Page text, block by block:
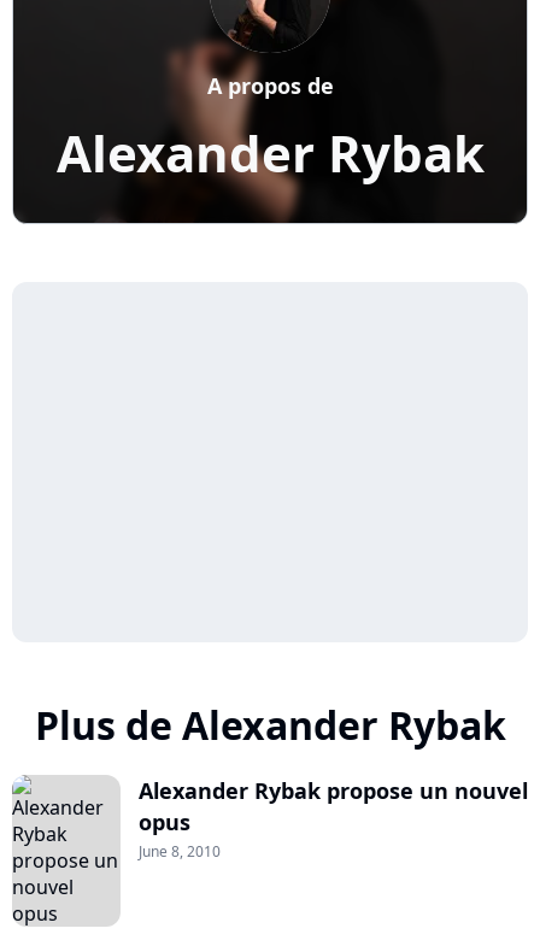
Alexander Rybak
A propos de
Plus de Alexander Rybak
Alexander Rybak propose un nouvel
opus
June 8, 2010